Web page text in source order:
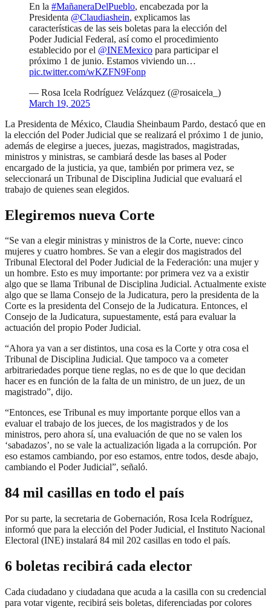
En la #MañaneraDelPueblo, encabezada por la
Presidenta @Claudiashein, explicamos las
características de las seis boletas para la elección del
Poder Judicial Federal, así como el procedimiento
establecido por el @INEMexico para participar el
próximo 1 de junio. Estamos viviendo un…
pic.twitter.com/wKZFN9Fonp
— Rosa Icela Rodríguez Velázquez (@rosaicela_)
March 19, 2025
La Presidenta de México, Claudia Sheinbaum Pardo, destacó que en
la elección del Poder Judicial que se realizará el próximo 1 de junio,
además de elegirse a jueces, juezas, magistrados, magistradas,
ministros y ministras, se cambiará desde las bases al Poder
encargado de la justicia, ya que, también por primera vez, se
seleccionará un Tribunal de Disciplina Judicial que evaluará el
trabajo de quienes sean elegidos.
Elegiremos nueva Corte
“Se van a elegir ministras y ministros de la Corte, nueve: cinco
mujeres y cuatro hombres. Se van a elegir dos magistrados del
Tribunal Electoral del Poder Judicial de la Federación: una mujer y
un hombre. Esto es muy importante: por primera vez va a existir
algo que se llama Tribunal de Disciplina Judicial. Actualmente existe
algo que se llama Consejo de la Judicatura, pero la presidenta de la
Corte es la presidenta del Consejo de la Judicatura. Entonces, el
Consejo de la Judicatura, supuestamente, está para evaluar la
actuación del propio Poder Judicial.
“Ahora ya van a ser distintos, una cosa es la Corte y otra cosa el
Tribunal de Disciplina Judicial. Que tampoco va a cometer
arbitrariedades porque tiene reglas, no es de que lo que decidan
hacer es en función de la falta de un ministro, de un juez, de un
magistrado”, dijo.
“Entonces, ese Tribunal es muy importante porque ellos van a
evaluar el trabajo de los jueces, de los magistrados y de los
ministros, pero ahora sí, una evaluación de que no se valen los
‘sabadazos’, no se vale la actualización ligada a la corrupción. Por
eso estamos cambiando, por eso estamos, entre todos, desde abajo,
cambiando el Poder Judicial”, señaló.
84 mil casillas en todo el país
Por su parte, la secretaria de Gobernación, Rosa Icela Rodríguez,
informó que para la elección del Poder Judicial, el Instituto Nacional
Electoral (INE) instalará 84 mil 202 casillas en todo el país.
6 boletas recibirá cada elector
Cada ciudadano y ciudadana que acuda a la casilla con su credencial
para votar vigente, recibirá seis boletas, diferenciadas por colores